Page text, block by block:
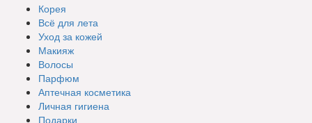
Корея
Всё для лета
Уход за кожей
Макияж
Волосы
Парфюм
Аптечная косметика
Личная гигиена
Подарки